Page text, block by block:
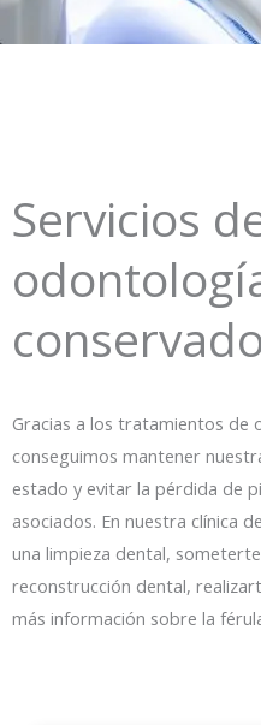
Servicios
Gracias a los tratamientos de
conseguimos mantener
estado y evitar la pérdida de
asociados. En nuestra clínica
una limpieza dental,
reconstrucción dental,
más información sobre la